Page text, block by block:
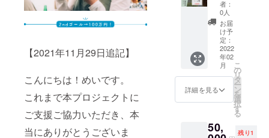
【2021年11月29日追記】
こんにちは！めいです。
これまで本プロジェクトに
ご支援ご協力いただき、本
当にありがとうございま
介など
のご協
力はも
ちろん
します
が、ご
自身で
進めて
く形に
なりま
でお願
いいた
しま
す。 ※
詳細
は、後
日メー
ルにて
せてい
ただき
トは基
スのお
名前の
記載を
お願い
しま
す。い
つか行
きま
す…！
（個人
ご記入
れから
様々な
地域に
飛び込
んで、
関係性
を築い
ていく
私を介
動して
行きま
す！】
私が本
を持っ
て、直
接お届
けしま
す。 た
くさん
語り合
いま
う。 リ
ターン
者：
0人
お届
け予
定：
2022
年02
月
詳細を見る
こ
の
リ
タ
ー
ン
を
選
択
す
る
50, 残り1